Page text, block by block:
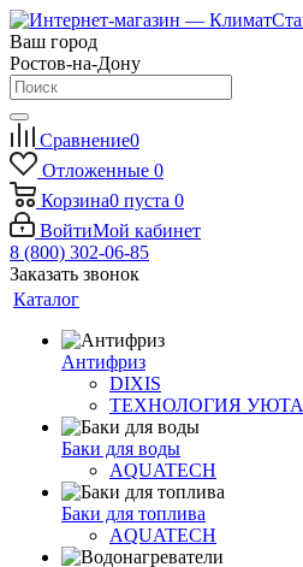
Ваш город
Ростов-на-Дону
Сравнение0
Отложенные 0
Корзина0 пуста 0
ВойтиМой кабинет
8 (800) 302-06-85
Заказать звонок
Каталог
Антифриз
DIXIS
ТЕХНОЛОГИЯ УЮТА
Баки для воды
AQUATECH
Баки для топлива
AQUATECH